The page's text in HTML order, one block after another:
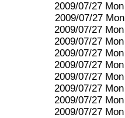
2009/07/27 Mon
2009/07/27 Mon
2009/07/27 Mon
2009/07/27 Mon
2009/07/27 Mon
2009/07/27 Mon
2009/07/27 Mon
2009/07/27 Mon
2009/07/27 Mon
2009/07/27 Mon